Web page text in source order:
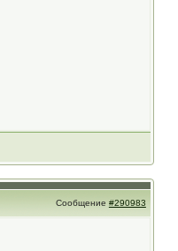
Сообщение #290983